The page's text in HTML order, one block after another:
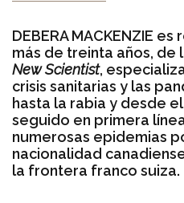
DEBERA MACKENZIE
más de treinta años, de
New Scientist,
crisis sanitarias y las
hasta la rabia y desde
seguido en primera
numerosas epidemias
nacionalidad
la frontera franco suiza.